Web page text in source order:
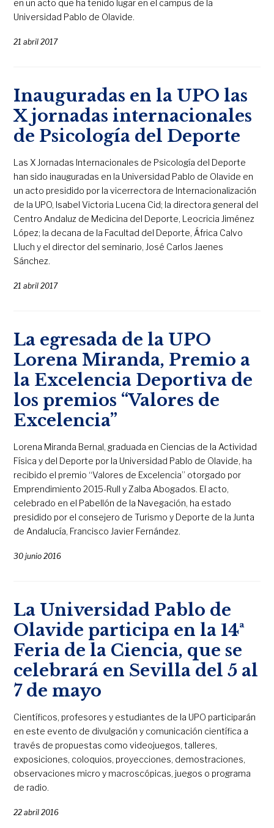
en un acto que ha tenido lugar en el campus de la
Universidad Pablo de Olavide.
21 abril 2017
Inauguradas en la UPO las
X jornadas internacionales
de Psicología del Deporte
Las X Jornadas Internacionales de Psicología del Deporte
han sido inauguradas en la Universidad Pablo de Olavide en
un acto presidido por la vicerrectora de Internacionalización
de la UPO, Isabel Victoria Lucena Cid; la directora general del
Centro Andaluz de Medicina del Deporte, Leocricia Jiménez
López; la decana de la Facultad del Deporte, África Calvo
Lluch y el director del seminario, José Carlos Jaenes
Sánchez.
21 abril 2017
La egresada de la UPO
Lorena Miranda, Premio a
la Excelencia Deportiva de
los premios “Valores de
Excelencia”
Lorena Miranda Bernal, graduada en Ciencias de la Actividad
Física y del Deporte por la Universidad Pablo de Olavide, ha
recibido el premio “Valores de Excelencia” otorgado por
Emprendimiento 2015-Rull y Zalba Abogados. El acto,
celebrado en el Pabellón de la Navegación, ha estado
presidido por el consejero de Turismo y Deporte de la Junta
de Andalucía, Francisco Javier Fernández.
30 junio 2016
La Universidad Pablo de
Olavide participa en la 14ª
Feria de la Ciencia, que se
celebrará en Sevilla del 5 al
7 de mayo
Científicos, profesores y estudiantes de la UPO participarán
en este evento de divulgación y comunicación científica a
través de propuestas como videojuegos, talleres,
exposiciones, coloquios, proyecciones, demostraciones,
observaciones micro y macroscópicas, juegos o programa
de radio.
22 abril 2016